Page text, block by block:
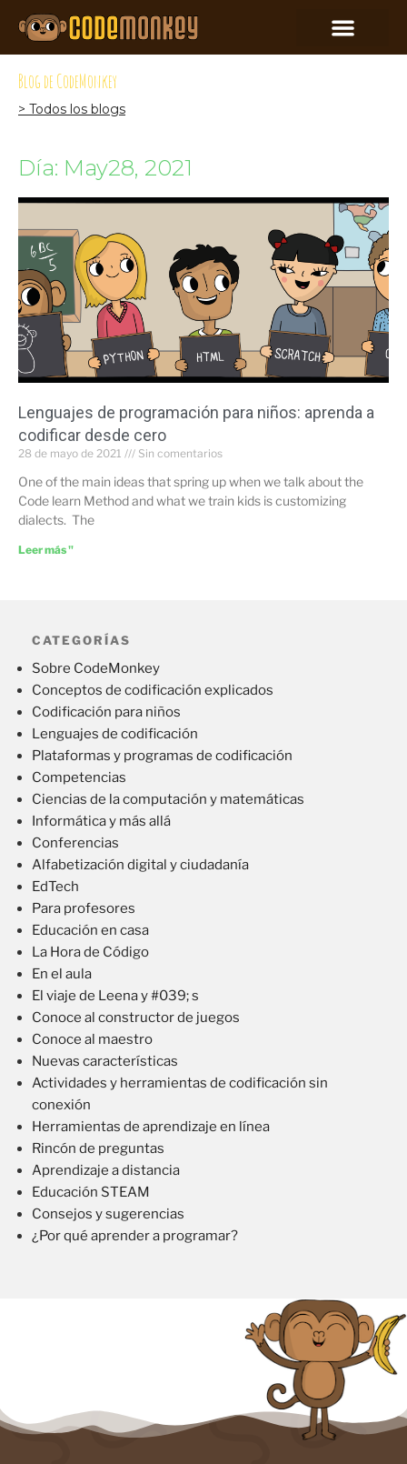
Blog de CodeMonkey
> Todos los blogs
Día: May28, 2021
Lenguajes de programación para niños: aprenda a
codificar desde cero
28 de mayo de 2021 Sin comentarios
One of the main ideas that spring up when we talk about the
Code learn Method and what we train kids is customizing
dialects. The
Leer más "
CATEGORÍAS
Sobre CodeMonkey
Conceptos de codificación explicados
Codificación para niños
Lenguajes de codificación
Plataformas y programas de codificación
Competencias
Ciencias de la computación y matemáticas
Informática y más allá
Conferencias
Alfabetización digital y ciudadanía
EdTech
Para profesores
Educación en casa
La Hora de Código
En el aula
El viaje de Leena y #039; s
Conoce al constructor de juegos
Conoce al maestro
Nuevas características
Actividades y herramientas de codificación sin
conexión
Herramientas de aprendizaje en línea
Rincón de preguntas
Aprendizaje a distancia
Educación STEAM
Consejos y sugerencias
¿Por qué aprender a programar?